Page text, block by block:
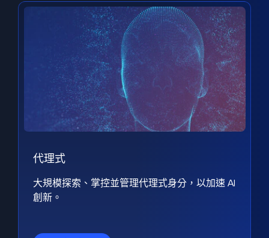
代理式
大規模探索、掌控並管理代理式身分，以加速 AI
創新。